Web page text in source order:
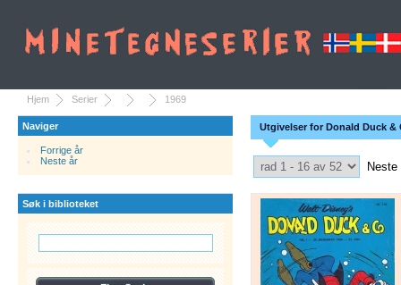
Hjem Serier 1969
Naviger
Forrige år
Neste år
Søk i biblioteket
Utgivelser for Donald Duck &
Select Pagination
Neste